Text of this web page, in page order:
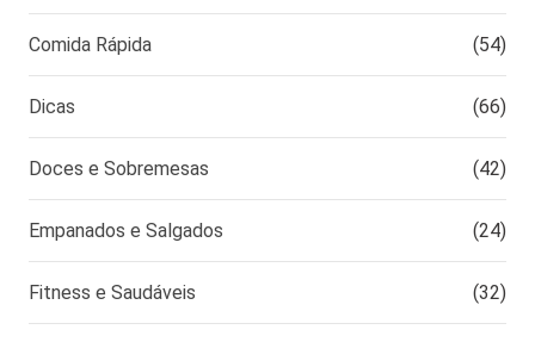
Comida Rápida (54)
Dicas (66)
Doces e Sobremesas (42)
Empanados e Salgados (24)
Fitness e Saudáveis (32)